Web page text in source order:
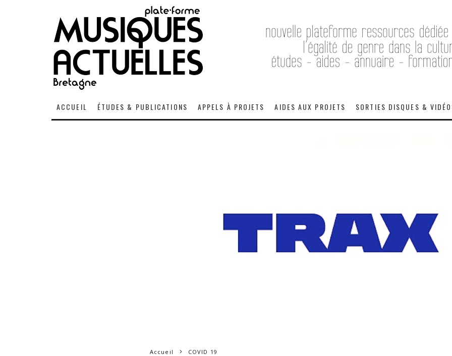
ACCUEIL ÉTUDES & PUBLICATIONS APPELS À PROJETS AIDES AUX PROJETS SORTIES DISQUES &
Accueil COVID 19